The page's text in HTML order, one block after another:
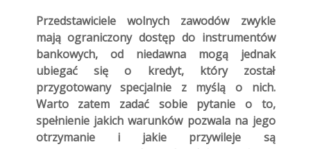
Przedstawiciele wolnych zawodów zwykle
mają ograniczony dostęp do instrumentów
bankowych, od niedawna mogą jednak
ubiegać się o kredyt, który został
przygotowany specjalnie z myślą o nich.
Warto zatem zadać sobie pytanie o to,
spełnienie jakich warunków pozwala na jego
otrzymanie i jakie przywileje są